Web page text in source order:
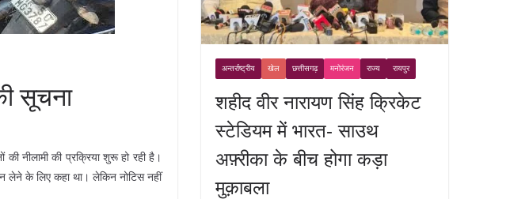
सूचना
नीलामी की प्रक्रिया शुरू हो रही है।
लेने के लिए कहा था। लेकिन नोटिस नहीं
अन्तर्राष्ट्रीय खेल छत्तीसगढ़ मनोरंजन राज्य रायपुर
शहीद वीर नारायण सिंह क्रिकेट
स्टेडियम में भारत- साउथ
अफ़्रीका के बीच होगा कड़ा
मुक़ाबला